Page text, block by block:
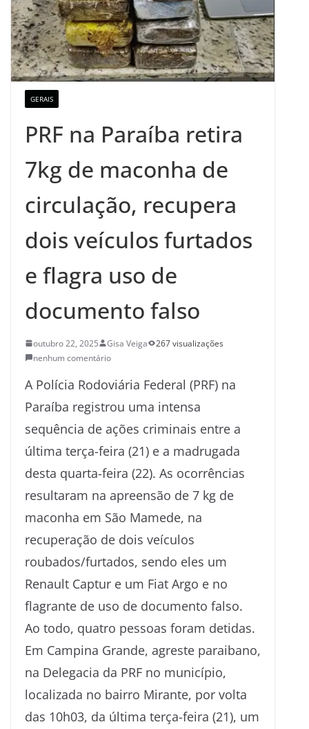
GERAIS
PRF na Paraíba retira
7kg de maconha de
circulação, recupera
dois veículos furtados
e flagra uso de
documento falso
outubro 22, 2025 Gisa Veiga
267 visualizações
nenhum comentário
A Polícia Rodoviária Federal (PRF) na
Paraíba registrou uma intensa
sequência de ações criminais entre a
última terça-feira (21) e a madrugada
desta quarta-feira (22). As ocorrências
resultaram na apreensão de 7 kg de
maconha em São Mamede, na
recuperação de dois veículos
roubados/furtados, sendo eles um
Renault Captur e um Fiat Argo e no
flagrante de uso de documento falso.
Ao todo, quatro pessoas foram detidas.
Em Campina Grande, agreste paraibano,
na Delegacia da PRF no município,
localizada no bairro Mirante, por volta
das 10h03, da última terça-feira (21), um